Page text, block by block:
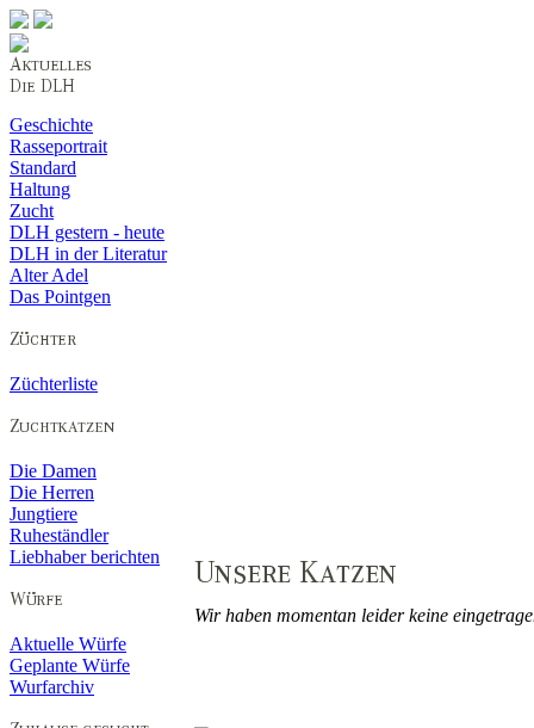
Geschichte
Rasseportrait
Standard
Haltung
Zucht
DLH gestern - heute
DLH in der Literatur
Alter Adel
Das Pointgen
Züchterliste
Die Damen
Die Herren
Jungtiere
Ruheständler
Liebhaber berichten
Aktuelle Würfe
Geplante Würfe
Wurfarchiv
Wir haben momentan leider keine